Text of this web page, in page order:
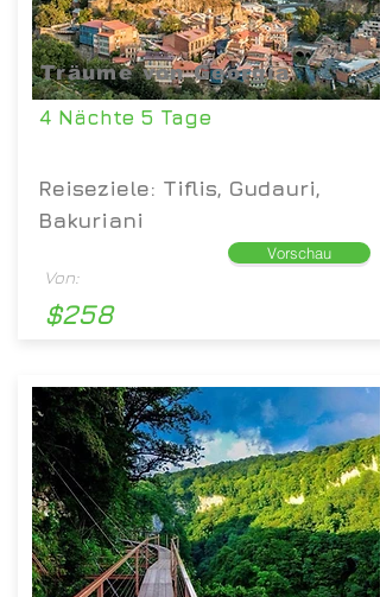
Träume von Georgia
4 Nächte 5 Tage
Reiseziele: Tiflis, Gudauri,
Bakuriani
Von:
Vorschau
$258